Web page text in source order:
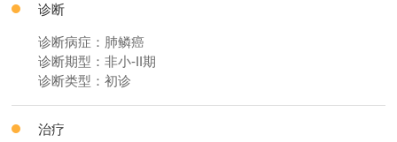
诊断
诊断病症：肺鳞癌
诊断期型：非小-II期
诊断类型：初诊
治疗